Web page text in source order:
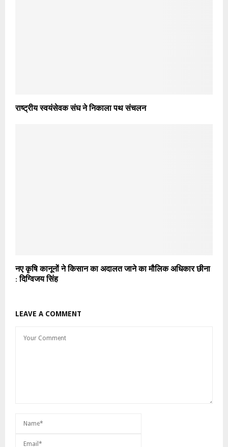
राष्ट्रीय स्वयंसेवक संघ ने निकाला पथ संचलन
नए कृषि कानूनों ने किसान का अदालत जाने का मौलिक अधिकार छीना
: दिग्विजय सिंह
LEAVE A COMMENT